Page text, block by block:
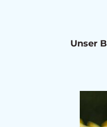
Unser